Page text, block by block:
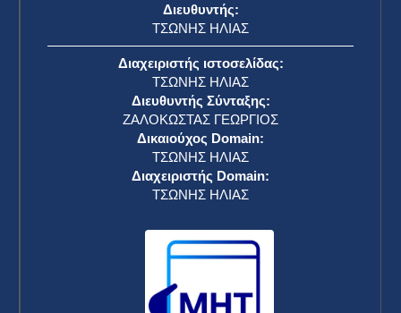
Διευθυντής:
ΤΣΩΝΗΣ ΗΛΙΑΣ
Διαχειριστής ιστοσελίδας:
ΤΣΩΝΗΣ ΗΛΙΑΣ
Διευθυντής Σύνταξης:
ΖΑΛΟΚΩΣΤΑΣ ΓΕΩΡΓΙΟΣ
Δικαιούχος Domain:
ΤΣΩΝΗΣ ΗΛΙΑΣ
Διαχειριστής Domain:
ΤΣΩΝΗΣ ΗΛΙΑΣ